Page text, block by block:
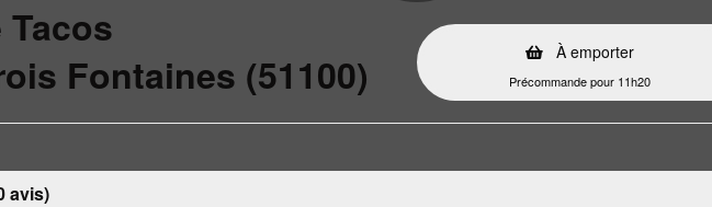
Fontaines (51100)
À emporter
Précommande pour 11h20
avis)